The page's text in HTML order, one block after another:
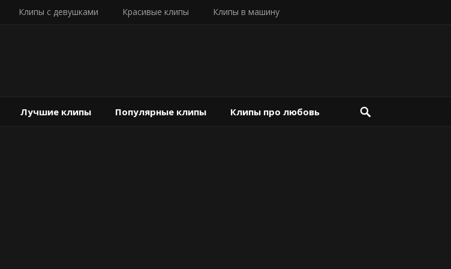
Клипы с девушками Красивые клипы Клипы в машину
Лучшие клипы Популярные клипы Клипы про любовь